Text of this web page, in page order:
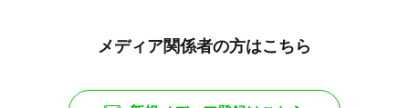
メディア関係者の方はこちら